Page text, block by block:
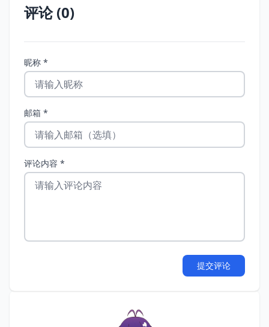
评论 (0)
昵称 *
邮箱 *
评论内容 *
提交评论